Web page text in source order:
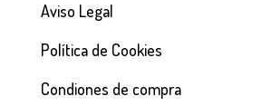
Aviso Legal
Política de Cookies
Condiones de compra